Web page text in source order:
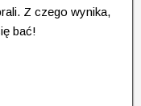
Z czego wynika,
bać!